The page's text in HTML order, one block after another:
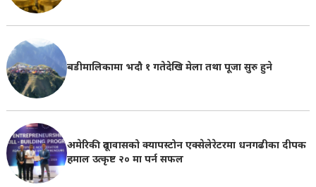
बडीमालिकामा भदौ १ गतेदेखि मेला तथा पूजा सुरु हुने
अमेरिकी दूतावासको क्यापस्टोन एक्सेलेरेटरमा धनगढीका दीपक
हमाल उत्कृष्ट २० मा पर्न सफल